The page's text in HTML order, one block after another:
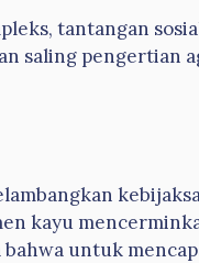
tantangan
saling pengertian
kayu
untuk